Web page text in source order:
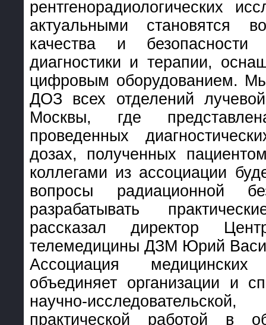
рентгенорадиологических
актуальными становятся
качества и безопасности
диагностики и терапии,
цифровым оборудованием.
ДОЗ всех отделений
Москвы, где
проведенных
дозах, полученных
коллегами из ассоциации
вопросы радиационной
разрабатывать
рассказал директор
телемедицины ДЗМ Юрий
Ассоциация
объединяет организации и
научно-
практической работой в